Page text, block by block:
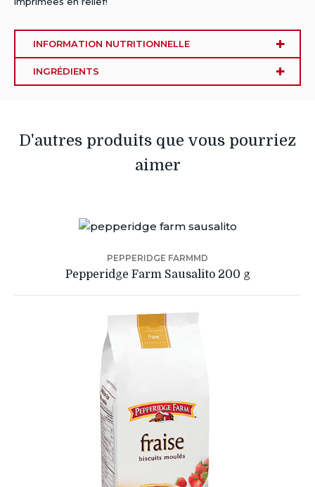
INFORMATION NUTRITIONNELLE
INGRÉDIENTS
D'autres produits que vous pourriez
aimer
PEPPERIDGE FARMMD
Pepperidge Farm Sausalito 200 g